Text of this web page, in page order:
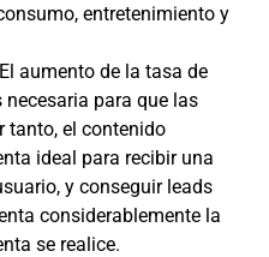
entretenimiento y
El aumento de la tasa de
para que las
tanto, el contenido
ideal para recibir una
y conseguir leads
considerablemente la
se realice.